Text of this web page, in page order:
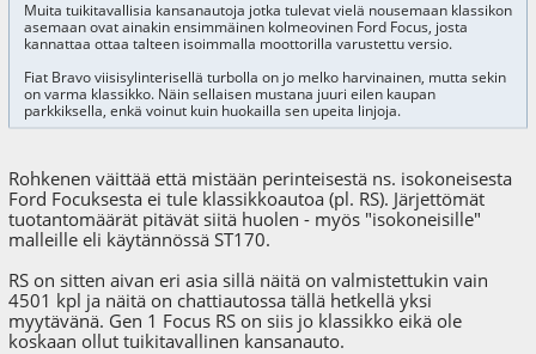
Muita tuikitavallisia kansanautoja jotka tulevat vielä nousemaan klassikon
asemaan ovat ainakin ensimmäinen kolmeovinen Ford Focus, josta
kannattaa ottaa talteen isoimmalla moottorilla varustettu versio.
Fiat Bravo viisisylinterisellä turbolla on jo melko harvinainen, mutta sekin
on varma klassikko. Näin sellaisen mustana juuri eilen kaupan
parkkiksella, enkä voinut kuin huokailla sen upeita linjoja.
Rohkenen väittää että mistään perinteisestä ns. isokoneisesta
Ford Focuksesta ei tule klassikkoautoa (pl. RS). Järjettömät
tuotantomäärät pitävät siitä huolen - myös "isokoneisille"
malleille eli käytännössä ST170.
RS on sitten aivan eri asia sillä näitä on valmistettukin vain
4501 kpl ja näitä on chattiautossa tällä hetkellä yksi
myytävänä. Gen 1 Focus RS on siis jo klassikko eikä ole
koskaan ollut tuikitavallinen kansanauto.